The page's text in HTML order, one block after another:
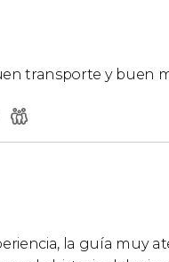
transporte y buen
la guía muy